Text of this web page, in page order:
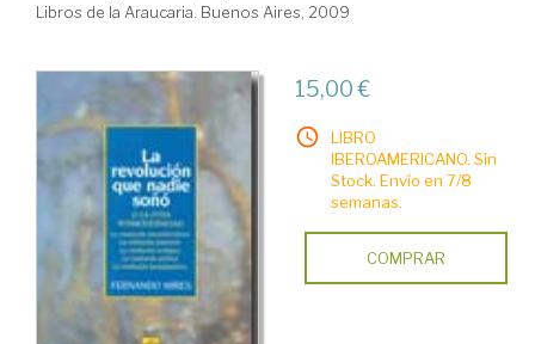
Libros de la Araucaria. Buenos Aires, 2009
15,00 €
LIBRO
IBEROAMERICANO. Sin
Stock. Envío en 7/8
semanas.
COMPRAR